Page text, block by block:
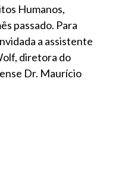
Humanos,
passado. Para
a assistente
diretora do
Dr. Maurício